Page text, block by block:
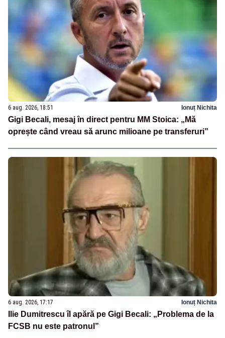
6 aug. 2026, 18:51 Ionuț Nichita
Gigi Becali, mesaj în direct pentru MM Stoica: „Mă
oprește când vreau să arunc milioane pe transferuri”
6 aug. 2026, 17:17 Ionuț Nichita
Ilie Dumitrescu îl apără pe Gigi Becali: „Problema de la
FCSB nu este patronul”